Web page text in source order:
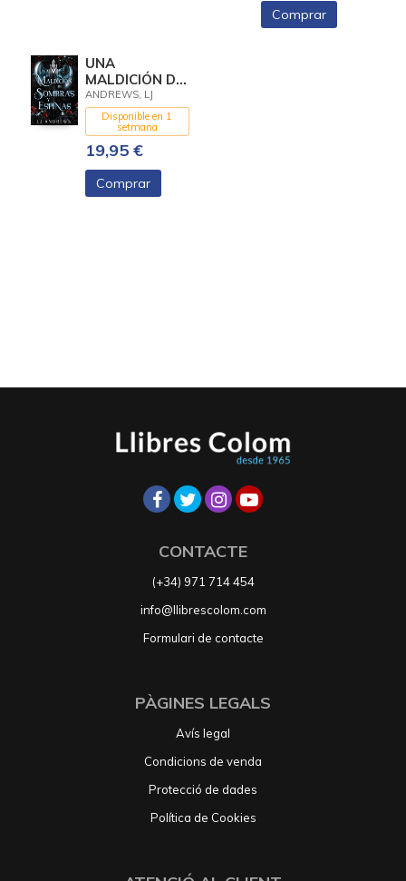
Comprar
UNA
MALDICIÓN DE
SOMBRAS Y
ESPINAS
ANDREWS, LJ
Disponible en 1
setmana
19,95 €
Comprar
CONTACTE
(+34) 971 714 454
info@llibrescolom.com
Formulari de contacte
PÀGINES LEGALS
Avís legal
Condicions de venda
Protecció de dades
Política de Cookies